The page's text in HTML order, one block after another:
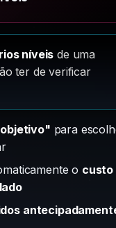
níveis de uma
ter de verificar
para
o custo